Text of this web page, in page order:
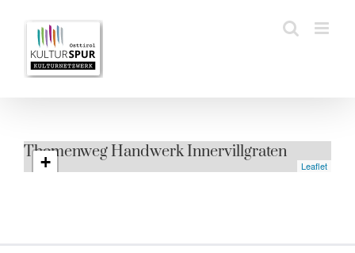
Inhalt
springen
Themenweg Handwerk Innervillgraten
+
Leaflet